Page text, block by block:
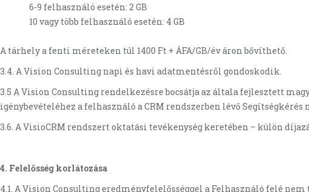
6-9 felhasználó esetén: 2 GB
10 vagy több felhasználó esetén: 4 GB
A tárhely a fenti méreteken túl 1400 Ft + ÁFA/GB/év áron bővíthető.
3.4. A Vision Consulting napi és havi adatmentésről gondoskodik.
3.5 A Vision Consulting rendelkezésre bocsátja az általa fejlesztett
igénybevételéhez a felhasználó a CRM rendszerben lévő
3.6. A VisioCRM rendszert oktatási tevékenység keretében – külön
4. Felelősség korlátozása
4.1. A Vision Consulting eredményfelelősséggel a Felhasználó felé